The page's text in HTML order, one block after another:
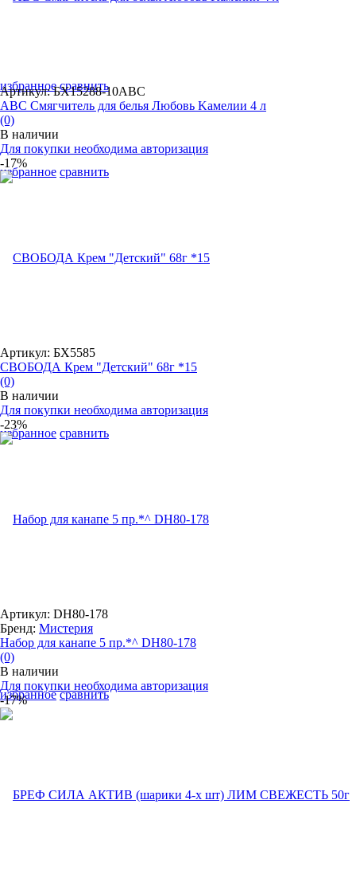
избранное сравнить
избранное сравнить
Артикул: БХ15288-10ABC
ABC Смягчитель для белья Любовь Kамелии 4 л
(0)
В наличии
Для покупки необходима авторизация
-17%
избранное сравнить
Артикул: БХ5585
СВОБОДА Крем "Детский" 68г *15
(0)
В наличии
Для покупки необходима авторизация
-23%
избранное сравнить
Артикул: DH80-178
Бренд: Мистерия
Набор для канапе 5 пр.*^ DH80-178
(0)
В наличии
Для покупки необходима авторизация
-17%